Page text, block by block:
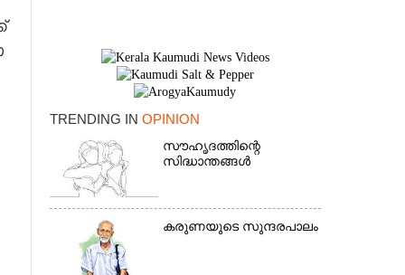
TRENDING IN OPINION
സൗഹൃദത്തിന്റെ
സിദ്ധാന്തങ്ങൾ
കരുണയുടെ സുന്ദരപാലം
×